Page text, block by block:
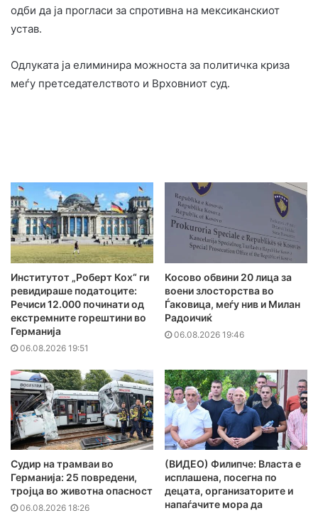
одби да ја прогласи за спротивна на мексиканскиот
устав.
Одлуката ја елиминира можноста за политичка криза
меѓу претседателството и Врховниот суд.
Институтот „Роберт Кох“ ги
ревидираше податоците:
Речиси 12.000 починати од
екстремните горештини во
Германија
06.08.2026 19:51
Косово обвини 20 лица за
воени злосторства во
Ѓаковица, меѓу нив и Милан
Радоичиќ
06.08.2026 19:46
Судир на трамваи во
Германија: 25 повредени,
тројца во животна опасност
06.08.2026 18:26
(ВИДЕО) Филипче: Власта е
исплашена, посегна по
децата, организаторите и
напаѓачите мора да